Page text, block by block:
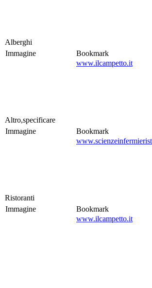
Alberghi
Immagine
Bookmark
www.ilcampetto.it
Altro,specificare
Immagine
Bookmark
Ristoranti
Immagine
Bookmark
www.ilcampetto.it